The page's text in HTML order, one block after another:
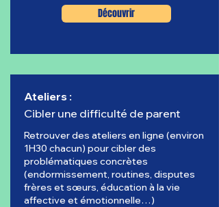
Découvrir
Ateliers :
Cibler une difficulté de parent
Retrouver des ateliers en ligne (environ
1H30 chacun) pour cibler des
problématiques concrètes
(endormissement, routines, disputes
frères et sœurs, éducation à la vie
affective et émotionnelle…)